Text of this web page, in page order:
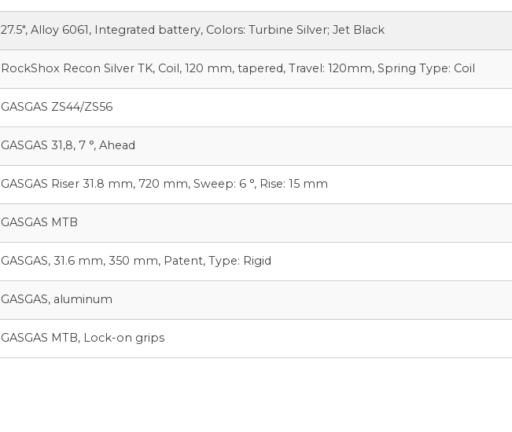
27.5", Alloy 6061, Integrated battery, Colors: Turbine Silver; Jet Black
RockShox Recon Silver TK, Coil, 120 mm, tapered, Travel: 120mm, Spring Type: Coil
GASGAS ZS44/ZS56
GASGAS 31,8, 7 °, Ahead
GASGAS Riser 31.8 mm, 720 mm, Sweep: 6 °, Rise: 15 mm
GASGAS MTB
GASGAS, 31.6 mm, 350 mm, Patent, Type: Rigid
GASGAS, aluminum
GASGAS MTB, Lock-on grips